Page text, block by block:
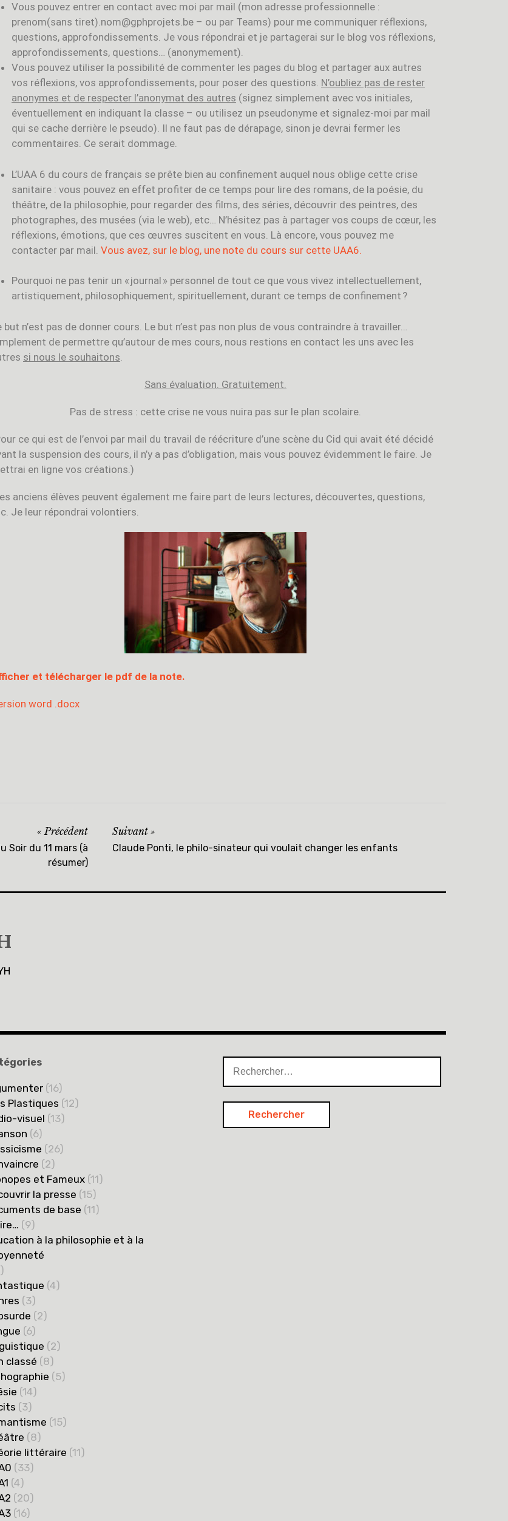
Vous pouvez entrer en contact avec moi par mail (mon adresse professionnelle :
prenom(sans tiret).nom@gphprojets.be – ou par Teams) pour me communiquer réflexions,
questions, approfondissements. Je vous répondrai et je partagerai sur le blog vos réflexions,
approfondissements, questions… (anonymement).
Vous pouvez utiliser la possibilité de commenter les pages du blog et partager aux autres
vos réflexions, vos approfondissements, pour poser des questions. N’oubliez pas de rester
anonymes et de respecter l’anonymat des autres (signez simplement avec vos initiales,
éventuellement en indiquant la classe – ou utilisez un pseudonyme et signalez-moi par mail
qui se cache derrière le pseudo). Il ne faut pas de dérapage, sinon je devrai fermer les
commentaires. Ce serait dommage.
L’UAA 6 du cours de français se prête bien au confinement auquel nous oblige cette crise
sanitaire : vous pouvez en effet profiter de ce temps pour lire des romans, de la poésie, du
théâtre, de la philosophie, pour regarder des films, des séries, découvrir des peintres, des
photographes, des musées (via le web), etc… N’hésitez pas à partager vos coups de cœur, les
réflexions, émotions, que ces œuvres suscitent en vous. Là encore, vous pouvez me
contacter par mail.Vous avez, sur le blog, une note du cours sur cette UAA6.
Pourquoi ne pas tenir un « journal » personnel de tout ce que vous vivez intellectuellement,
artistiquement, philosophiquement, spirituellement, durant ce temps de confinement ?
but n’est pas de donner cours. Le but n’est pas non plus de vous contraindre à travailler…
de permettre qu’autour de mes cours, nous restions en contact les uns avec les
si nous le souhaitons
Sans évaluation. Gratuitement.
Pas de stress : cette crise ne vous nuira pas sur le plan scolaire.
ce qui est de l’envoi par mail du travail de réécriture d’une scène du Cid qui avait été décidé
la suspension des cours, il n’y a pas d’obligation, mais vous pouvez évidemment le faire. Je
en ligne vos créations.)
anciens élèves peuvent également me faire part de leurs lectures, découvertes, questions,
Je leur répondrai volontiers.
et télécharger le pdf de la note.
word .docx
Précédent
Soir du 11 mars (à
résumer)
Suivant
Claude Ponti, le philo-sinateur qui voulait changer les enfants
(16)
Plastiques (12)
visuel (13)
(6)
(26)
(2)
et Fameux (11)
la presse (15)
de base (11)
(9)
à la philosophie et à la
(4)
(3)
(2)
(6)
(2)
classé (8)
(5)
(14)
(3)
(15)
(8)
littéraire (11)
(33)
(4)
(20)
(16)